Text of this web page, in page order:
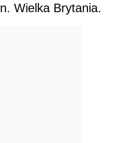
Wielka Brytania.